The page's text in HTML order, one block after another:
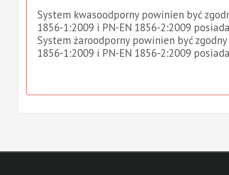
System kwasoodporny powinien być
1856-1:2009 i PN-EN 1856-2:2009
System żaroodporny powinien być zgodny
1856-1:2009 i PN-EN 1856-2:2009